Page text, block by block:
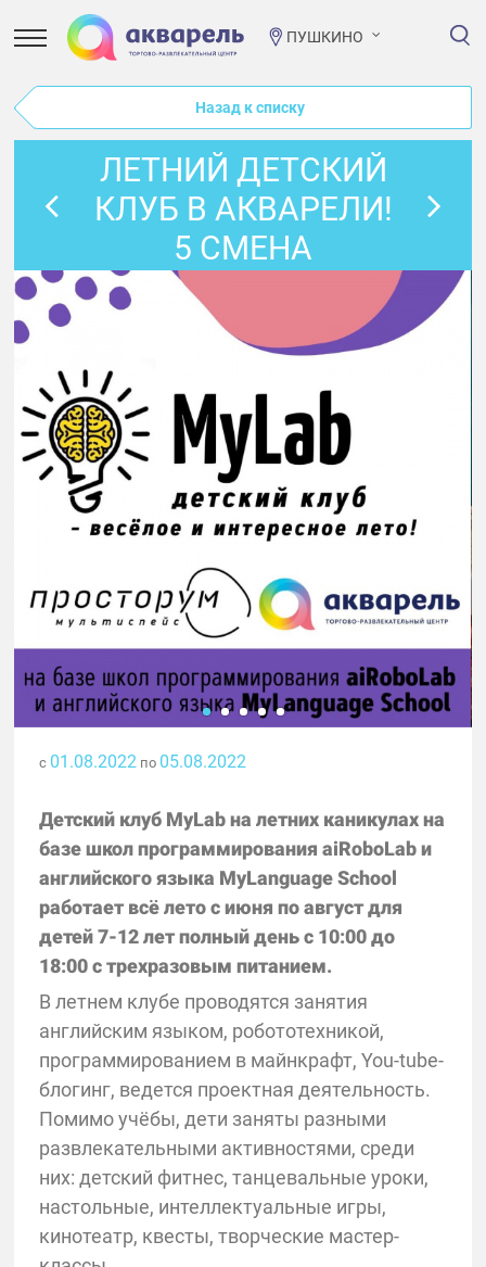
ПУШКИНО
Назад к списку
ЛЕТНИЙ ДЕТСКИЙ
КЛУБ В АКВАРЕЛИ!
5 СМЕНА
с 01.08.2022 по 05.08.2022
Детский клуб MyLab на летних каникулах на
базе школ программирования aiRoboLab и
английского языка MyLanguage School
работает всё лето с июня по август для
детей 7-12 лет полный день с 10:00 до
18:00 с трехразовым питанием.
В летнем клубе проводятся занятия
английским языком, робототехникой,
программированием в майнкрафт, You-tube-
блогинг, ведется проектная деятельность.
Помимо учёбы, дети заняты разными
развлекательными активностями, среди
них: детский фитнес, танцевальные уроки,
настольные, интеллектуальные игры,
кинотеатр, квесты, творческие мастер-